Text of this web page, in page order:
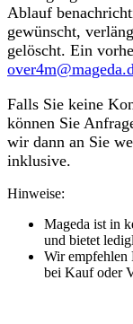
Ablauf
gewünscht,
gelöscht. Ein
Falls Sie keine
können Sie
wir dann an Sie
inklusive.
Hinweise:
Mageda ist in
und bietet
Wir empfehlen
bei Kauf oder